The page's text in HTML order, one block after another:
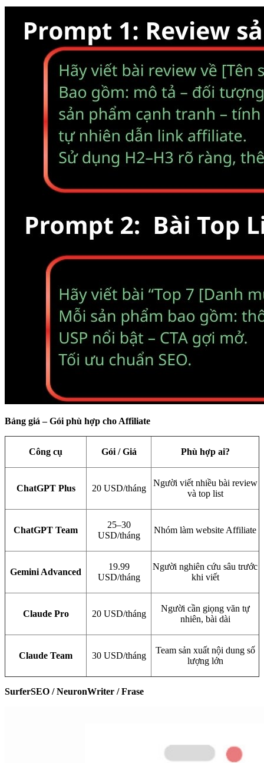
Bảng giá – Gói phù hợp cho Affiliate
Công cụ Gói / Giá Phù hợp ai?
ChatGPT Plus 20 USD/tháng
Người viết nhiều bài review
và top list
ChatGPT Team
25–30
USD/tháng
Nhóm làm website Affiliate
Gemini Advanced
19.99
USD/tháng
Người nghiên cứu sâu trước
khi viết
Claude Pro 20 USD/tháng
Người cần giọng văn tự
nhiên, bài dài
Claude Team 30 USD/tháng
Team sản xuất nội dung số
lượng lớn
SurferSEO / NeuronWriter / Frase